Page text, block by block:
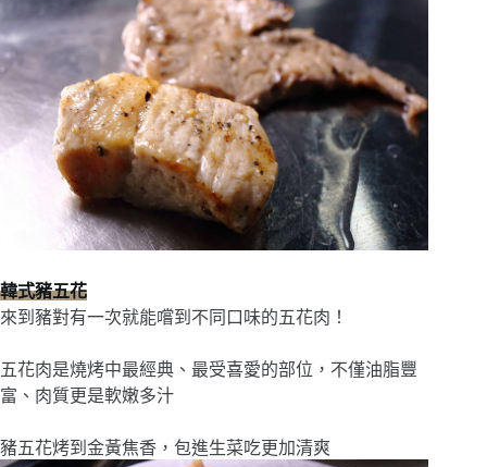
韓式豬五花
來到豬對有一次就能嚐到不同口味的五花肉！
五花肉是燒烤中最經典、最受喜愛的部位，不僅油脂豐
富、肉質更是軟嫩多汁
豬五花烤到金黃焦香，包進生菜吃更加清爽